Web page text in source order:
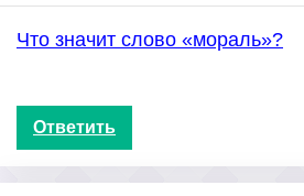
Что значит слово «мораль»?
Ответить